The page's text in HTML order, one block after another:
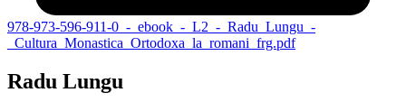
978-973-596-911-0_-_ebook_-_L2_-_Radu_Lungu_-
_Cultura_Monastica_Ortodoxa_la_romani_frg.pdf
Radu Lungu